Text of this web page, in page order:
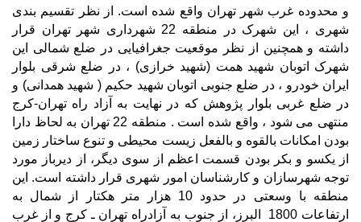
و محدوده غرب شهر تهران واقع شده است. از نظر تقسیم بندی
شهری ، این شهرک در منطقه 22 شهرداری شهر تهران قرار
داشته و همچنین از نظر موقعیت جغرافیایی در ضلع شمالی این
شهرک اتوبان شهید همت (شهید خرازی) ، در ضلع شرقی بلوار
ایران خودرو ، در ضلع جنوبی اتوبان شهید حکیم ( شهید همدانی) و
در ضلع غربی بلوار پژوهش که در نهایت به آزاد راه تهران-کرج
منتهی می شود ، واقع شده است . منطقه 22 ﺗﻬﺮان ﺑﻪ ﻟﺤﺎظ دارا
ﺑﻮدن اﻣﮑﺎﻧﺎت ﺑﺎﻟﻘﻮه و ﺑﺎﻟﻔﻌﻞ زﯾﺴﺖ ﻣﺤﯿﻄﯽ و ﺗﻨﻮع ﺳﺎﺧﺘﺎر زﻣﯿﻦ
از ﯾﮑﺴﻮ و ﺑﮑﺮ ﺑﻮدن ﻗﺴﻤﺖ اﻋﻈﻢ از ﺳﻮی دﯾﮕﺮ، از دﯾﺮﺑﺎز ﻣﻮرد
ﺗﻮﺟﻪ ﺷﻬﺮﺳﺎزان و ﮐﺎرﺷﻨﺎﺳﺎن اﻣﻮر ﺷﻬﺮی ﻗﺮار داﺷﺘﻪ اﺳﺖ. اﯾﻦ
ﻣﻨﻄﻘﻪ ﺑﺎ وﺳﻌﺘﯽ در ﺣﺪود 10 هزار متر هکتار از شمال به
ارتفاعات 1800 اﻟﺒﺮز، از ﺟﻨﻮب ﺑﻪ آزادراه ﺗﻬﺮان ـ ﮐﺮج و از ﻏﺮب